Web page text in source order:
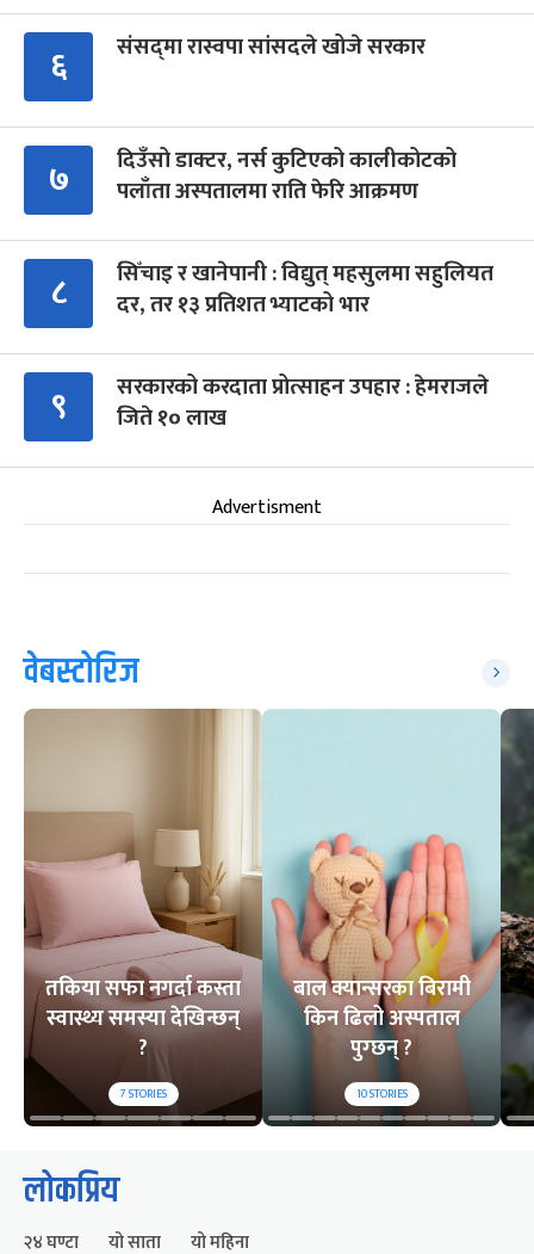
६ संसद्‍मा रास्वपा सांसदले खोजे सरकार
७
दिउँसो डाक्टर, नर्स कुटिएको कालीकोटको
पलाँता अस्पतालमा राति फेरि आक्रमण
८
सिँचाइ र खानेपानी : विद्युत् महसुलमा सहुलियत
दर, तर १३ प्रतिशत भ्याटको भार
९
सरकारको करदाता प्रोत्साहन उपहार : हेमराजले
जिते १० लाख
Advertisment
वेबस्टोरिज
तकिया सफा नगर्दा कस्ता
स्वास्थ्य समस्या देखिन्छन्
?
7STORIES
बाल क्यान्सरका बिरामी
किन ढिलो अस्पताल
पुग्छन् ?
10STORIES
लोकप्रिय
२४ घण्टा यो साता यो महिना